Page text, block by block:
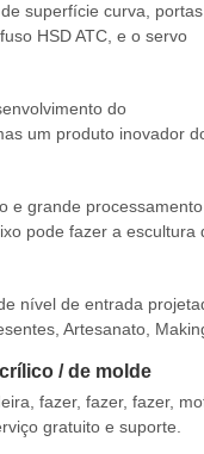
superfície curva,
HSD ATC, e o servo
do
um produto inovador
e grande
pode fazer a escultura
nível de entrada
Artesanato,
/ de molde
fazer, fazer, fazer,
gratuito e suporte.